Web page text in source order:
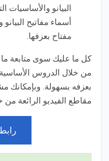
البيانو والأساسيات
أسماء مفاتيح
مفتاح بعزفها.
كل ما عليك سوى متابعة
من خلال الدروس
بعزفه بسهولة. وبإمكانك م
مقاطع الفيديو الرائعة من